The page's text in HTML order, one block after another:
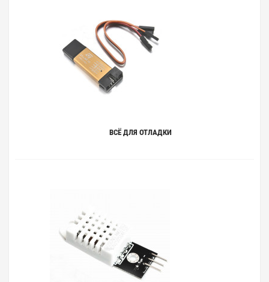
ВСЁ ДЛЯ ОТЛАДКИ